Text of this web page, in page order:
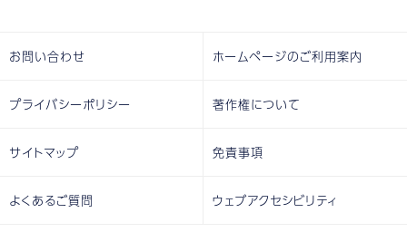
お問い合わせ ホームページのご利用案内
プライバシーポリシー 著作権について
サイトマップ 免責事項
よくあるご質問 ウェブアクセシビリティ